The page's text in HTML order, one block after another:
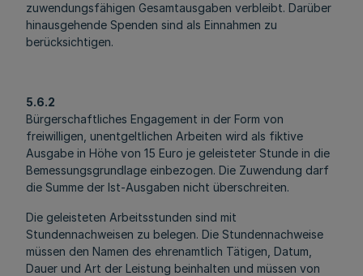
zuwendungsfähigen Gesamtausgaben verbleibt. Darüber
hinausgehende Spenden sind als Einnahmen zu
berücksichtigen.
5.6.2
Bürgerschaftliches Engagement in der Form von
freiwilligen, unentgeltlichen Arbeiten wird als fiktive
Ausgabe in Höhe von 15 Euro je geleisteter Stunde in die
Bemessungsgrundlage einbezogen. Die Zuwendung darf
die Summe der Ist-Ausgaben nicht überschreiten.
Die geleisteten Arbeitsstunden sind mit
Stundennachweisen zu belegen. Die Stundennachweise
müssen den Namen des ehrenamtlich Tätigen, Datum,
Dauer und Art der Leistung beinhalten und müssen von